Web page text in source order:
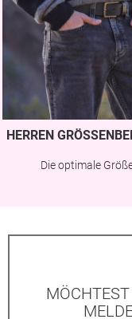
HERREN
Die optimale